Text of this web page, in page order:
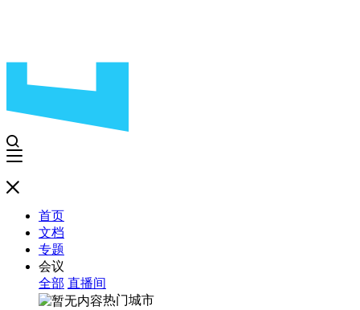
首页
文档
专题
会议
全部 直播间
热门城市